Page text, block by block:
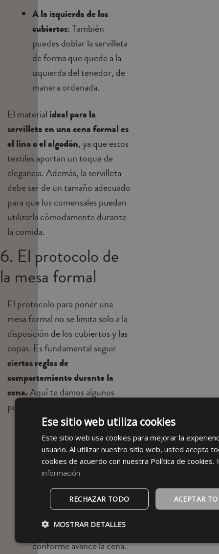
A la izquierda de los
cubiertos: También
puedes doblar la servilleta
de forma que quede a la
izquierda del tenedor, de
manera ordenada.
El material ideal para la
servilleta en una cena formal es
el lino o el algodón, ya que estos
textiles aportan un toque de
elegancia. Además, la servilleta
debe ser de un tamaño adecuado
para que los comensales puedan
utilizarla cómodamente durante
la comida.
6. El protocolo de
la mesa formal
El protocolo para poner una
mesa formal no se limita solo a la
disposición de los cubiertos y las
copas. Es fundamental seguir
ciertas reglas de
comportamiento durante la
cena.Aquí te damos algunos
puntos clave:
La colocación de los
cubiertos: Los cubiertos
deben ser colocados en
orden, siguiendo el orden
en el que se servirán los
platos. Comienza con los
cubiertos más alejados del
plato y ve acercándolos
conforme avance la cena.
Ese sitio web utiliza cookies
Este sitio web usa cookies para mejorar la
usuario. Al utilizar nuestro sitio web, usted acepta
cookies de acuerdo con nuestra Política de cookies.
información
ACEPTAR
RECHAZAR TODO
MOSTRAR DETALLES